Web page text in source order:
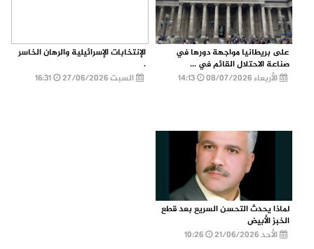
على بريطانيا مواجهة دورها في
صناعة الاحتلال القائم في ...
الأربعاء 08/07/2026
الإنتخابات الإسرائيلية والرهان الخاسر
.
السبت 27/06/2026
16:31
لماذا يحدث التحسن السريع بعد قطع
الخبز الأبيض
الأحد 21/06/2026